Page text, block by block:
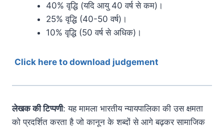
40% वृद्धि (यदि आयु 40 वर्ष से कम)।
25% वृद्धि (40-50 वर्ष)।
10% वृद्धि (50 वर्ष से अधिक)।
Click here to download judgement
लेखक की टिप्पणी: यह मामला भारतीय न्यायपालिका की उस क्षमता
को प्रदर्शित करता है जो कानून के शब्दों से आगे बढ़कर सामाजिक